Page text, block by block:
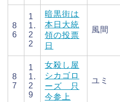
8
6
1
1.
2
2
暗黒街は
本日大統
領の投票
日
風間
8
7
1
1.
2
9
女殺し屋
シカゴロ
ーズ 只
今参上
ユミ